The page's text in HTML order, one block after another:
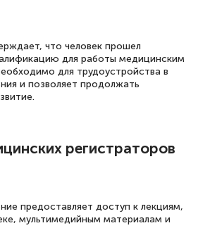
2026
на обучение онлайн, мне
разъяснили все детали.
огромное
литературы,
удобная система
что человек прошел
для работы медицинским
для трудоустройства в
и позволяет продолжать
регистраторов
предоставляет доступ к лекциям,
мультимедийным материалам и